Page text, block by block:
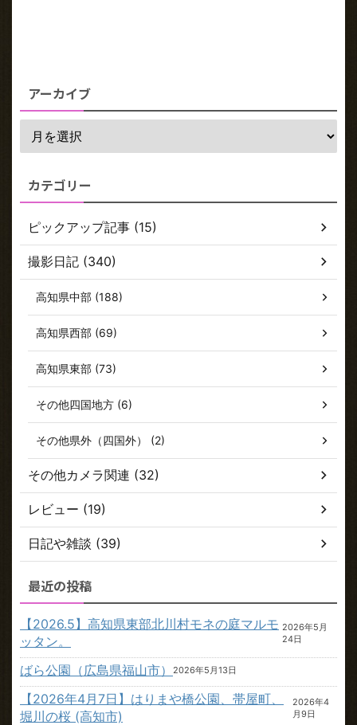
アーカイブ
カテゴリー
ピックアップ記事 (15)
撮影日記 (340)
高知県中部 (188)
高知県西部 (69)
高知県東部 (73)
その他四国地方 (6)
その他県外（四国外） (2)
その他カメラ関連 (32)
レビュー (19)
日記や雑談 (39)
最近の投稿
【2026.5】高知県東部北川村モネの庭マルモ
ッタン。
2026年5月
24日
ばら公園（広島県福山市） 2026年5月13日
【2026年4月7日】はりまや橋公園、帯屋町、
堀川の桜 (高知市)
2026年4
月9日